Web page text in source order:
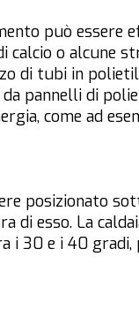
può
calcio o alcune
di tubi in
pannelli di
come ad
posizionato
esso. La
i 30 e i 40